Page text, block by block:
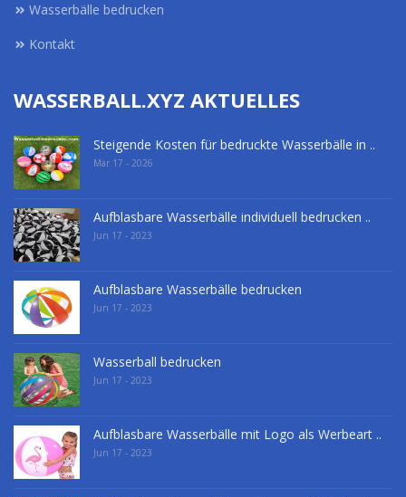
Wasserbälle bedrucken
Kontakt
WASSERBALL.XYZ AKTUELLES
Steigende Kosten für bedruckte Wasserbälle in ..
Mar 17 - 2026
Aufblasbare Wasserbälle individuell bedrucken ..
Jun 17 - 2023
Aufblasbare Wasserbälle bedrucken
Jun 17 - 2023
Wasserball bedrucken
Jun 17 - 2023
Aufblasbare Wasserbälle mit Logo als Werbeart ..
Jun 17 - 2023